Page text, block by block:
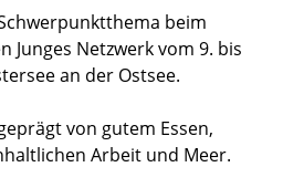
beim
Junges Netzwerk vom 9. bis
an der Ostsee.
von gutem Essen,
Arbeit und Meer.